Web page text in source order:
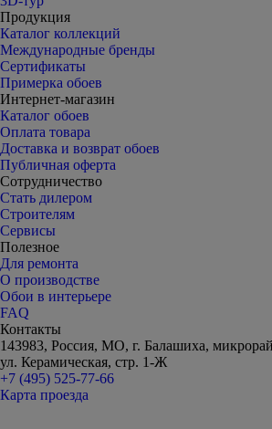
Продукция
Каталог коллекций
Международные бренды
Сертификаты
Примерка обоев
Интернет-магазин
Каталог обоев
Оплата товара
Доставка и возврат обоев
Публичная оферта
Сотрудничество
Стать дилером
Строителям
Сервисы
Полезное
Для ремонта
О производстве
Обои в интерьере
FAQ
Контакты
143983, Россия, МО, г. Балашиха,
ул. Керамическая, стр. 1-Ж
+7 (495) 525-77-66
Карта проезда